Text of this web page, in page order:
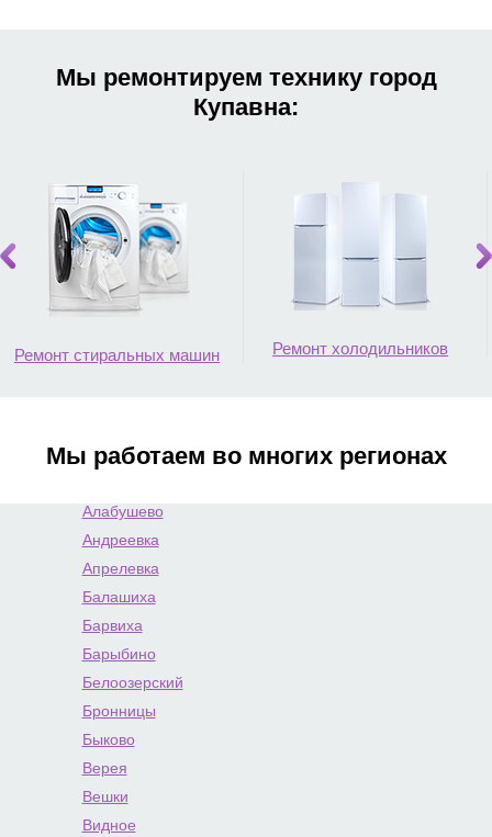
Мы ремонтируем технику город
Купавна:
Ремонт стиральных машин Ремонт холодильников
Мы работаем во многих регионах
Алабушево
Андреевка
Апрелевка
Балашиха
Барвиха
Барыбино
Белоозерский
Бронницы
Быково
Верея
Вешки
Видное